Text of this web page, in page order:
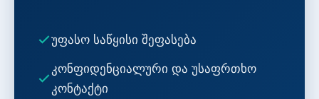
უფასო საწყისი შეფასება
კონფიდენციალური და უსაფრთხო
კონტაქტი